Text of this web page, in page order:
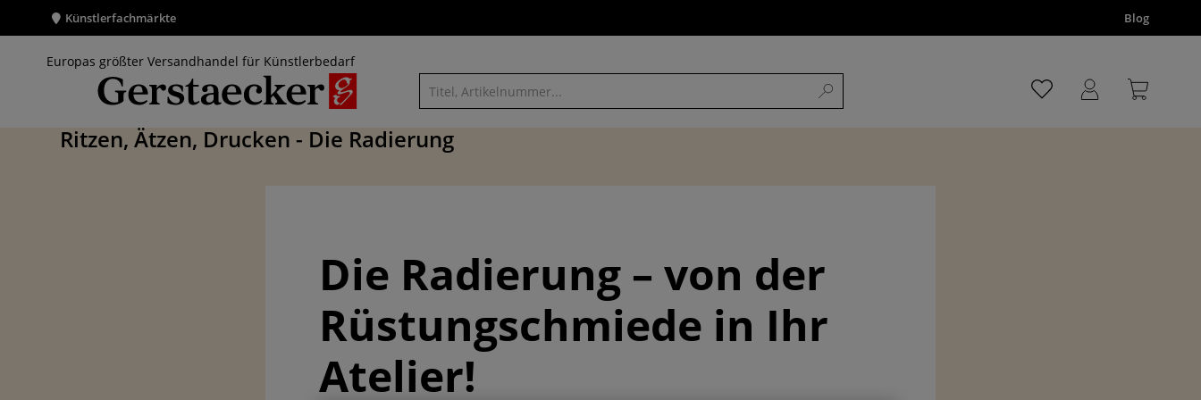
Künstlerfachmärkte Blog
Europas größter Versandhandel für Künstlerbedarf
Ritzen, Ätzen, Drucken - Die Radierung
Die Radierung – von der
Rüstungschmiede in Ihr
Atelier!